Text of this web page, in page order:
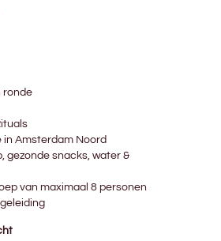
ronde
in Amsterdam Noord
gezonde snacks, water &
van maximaal 8 personen